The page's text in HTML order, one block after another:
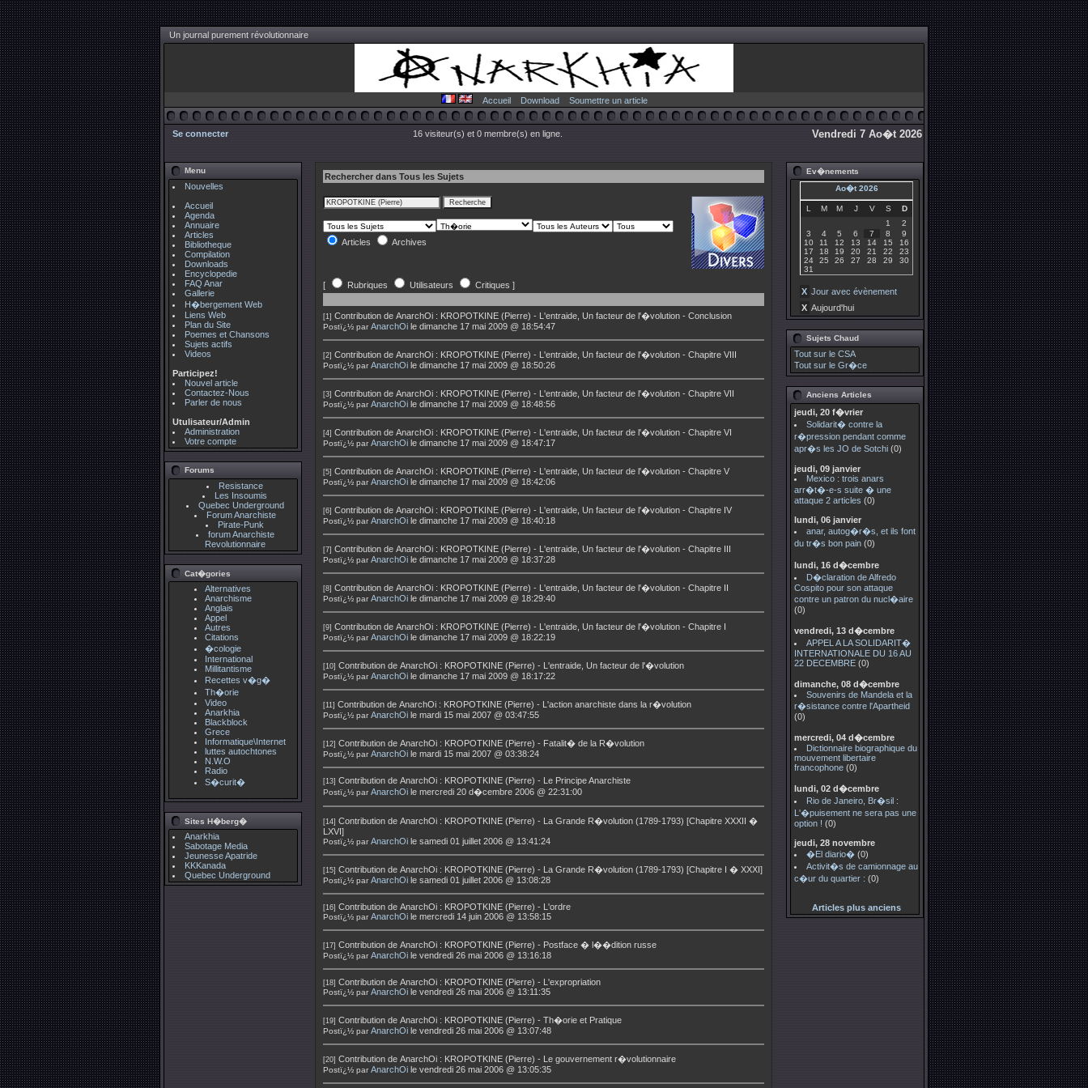
Un journal purement révolutionnaire
Accueil Download Soumettre un article
Se connecter 16 visiteur(s) et 0 membre(s) en ligne. Vendredi 7 Ao�t 2026
Menu
Nouvelles
Accueil
Agenda
Annuaire
Articles
Bibliotheque
Compilation
Downloads
Encyclopedie
FAQ Anar
Gallerie
H�bergement Web
Liens Web
Plan du Site
Poemes et Chansons
Sujets actifs
Videos
Participez!
Nouvel article
Contactez-Nous
Parler de nous
Utulisateur/Admin
Administration
Votre compte
Forums
Resistance
Les Insoumis
Quebec Underground
Forum Anarchiste
Pirate-Punk
forum Anarchiste
Revolutionnaire
Cat�gories
Alternatives
Anarchisme
Anglais
Appel
Autres
Citations
�cologie
International
Millitantisme
Recettes v�g�
Th�orie
Video
Anarkhia
Blackblock
Grece
Informatique\Internet
luttes autochtones
N.W.O
Radio
S�curit�
Sites H�berg�
Anarkhia
Sabotage Media
Jeunesse Apatride
KKKanada
Quebec Underground
Rechercher dans Tous les Sujets
Articles Archives
[ Rubriques Utilisateurs Critiques ]
[1] Contribution de AnarchOi : KROPOTKINE (Pierre) - L'entraide, Un facteur de l'�volution - Conclusion
Postï¿½ par AnarchOi le dimanche 17 mai 2009 @ 18:54:47
[2] Contribution de AnarchOi : KROPOTKINE (Pierre) - L'entraide, Un facteur de l'�volution - Chapitre VIII
Postï¿½ par AnarchOi le dimanche 17 mai 2009 @ 18:50:26
[3] Contribution de AnarchOi : KROPOTKINE (Pierre) - L'entraide, Un facteur de l'�volution - Chapitre VII
Postï¿½ par AnarchOi le dimanche 17 mai 2009 @ 18:48:56
[4] Contribution de AnarchOi : KROPOTKINE (Pierre) - L'entraide, Un facteur de l'�volution - Chapitre VI
Postï¿½ par AnarchOi le dimanche 17 mai 2009 @ 18:47:17
[5] Contribution de AnarchOi : KROPOTKINE (Pierre) - L'entraide, Un facteur de l'�volution - Chapitre V
Postï¿½ par AnarchOi le dimanche 17 mai 2009 @ 18:42:06
[6] Contribution de AnarchOi : KROPOTKINE (Pierre) - L'entraide, Un facteur de l'�volution - Chapitre IV
Postï¿½ par AnarchOi le dimanche 17 mai 2009 @ 18:40:18
[7] Contribution de AnarchOi : KROPOTKINE (Pierre) - L'entraide, Un facteur de l'�volution - Chapitre III
Postï¿½ par AnarchOi le dimanche 17 mai 2009 @ 18:37:28
[8] Contribution de AnarchOi : KROPOTKINE (Pierre) - L'entraide, Un facteur de l'�volution - Chapitre II
Postï¿½ par AnarchOi le dimanche 17 mai 2009 @ 18:29:40
[9] Contribution de AnarchOi : KROPOTKINE (Pierre) - L'entraide, Un facteur de l'�volution - Chapitre I
Postï¿½ par AnarchOi le dimanche 17 mai 2009 @ 18:22:19
[10] Contribution de AnarchOi : KROPOTKINE (Pierre) - L'entraide, Un facteur de l'�volution
Postï¿½ par AnarchOi le dimanche 17 mai 2009 @ 18:17:22
[11] Contribution de AnarchOi : KROPOTKINE (Pierre) - L'action anarchiste dans la r�volution
Postï¿½ par AnarchOi le mardi 15 mai 2007 @ 03:47:55
[12] Contribution de AnarchOi : KROPOTKINE (Pierre) - Fatalit� de la R�volution
Postï¿½ par AnarchOi le mardi 15 mai 2007 @ 03:38:24
[13] Contribution de AnarchOi : KROPOTKINE (Pierre) - Le Principe Anarchiste
Postï¿½ par AnarchOi le mercredi 20 d�cembre 2006 @ 22:31:00
[14] Contribution de AnarchOi : KROPOTKINE (Pierre) - La Grande R�volution (1789-1793) [Chapitre XXXII �
LXVI]
Postï¿½ par AnarchOi le samedi 01 juillet 2006 @ 13:41:24
[15] Contribution de AnarchOi : KROPOTKINE (Pierre) - La Grande R�volution (1789-1793) [Chapitre I � XXXI]
Postï¿½ par AnarchOi le samedi 01 juillet 2006 @ 13:08:28
[16] Contribution de AnarchOi : KROPOTKINE (Pierre) - L'ordre
Postï¿½ par AnarchOi le mercredi 14 juin 2006 @ 13:58:15
[17] Contribution de AnarchOi : KROPOTKINE (Pierre) - Postface � l��dition russe
Postï¿½ par AnarchOi le vendredi 26 mai 2006 @ 13:16:18
[18] Contribution de AnarchOi : KROPOTKINE (Pierre) - L'expropriation
Postï¿½ par AnarchOi le vendredi 26 mai 2006 @ 13:11:35
[19] Contribution de AnarchOi : KROPOTKINE (Pierre) - Th�orie et Pratique
Postï¿½ par AnarchOi le vendredi 26 mai 2006 @ 13:07:48
[20] Contribution de AnarchOi : KROPOTKINE (Pierre) - Le gouvernement r�volutionnaire
Postï¿½ par AnarchOi le vendredi 26 mai 2006 @ 13:05:35
Ev�nements
Ao�t 2026
L M M J V S
D
1
2
3
4 5 6 7 8
9
10
11 12 13 14 15
16
17
18 19 20 21 22
23
24
25 26 27 28 29
30
31
X Jour avec évènement
X Aujourd'hui
Sujets Chaud
Tout sur le CSA
Tout sur le Gr�ce
Anciens Articles
jeudi, 20 f�vrier
Solidarit� contre la
r�pression pendant comme
apr�s les JO de Sotchi (0)
jeudi, 09 janvier
Mexico : trois anars
arr�t�-e-s suite � une
attaque 2 articles (0)
lundi, 06 janvier
anar, autog�r�s, et ils font
du tr�s bon pain (0)
lundi, 16 d�cembre
D�claration de Alfredo
Cospito pour son attaque
contre un patron du nucl�aire
(0)
vendredi, 13 d�cembre
APPEL A LA SOLIDARIT�
INTERNATIONALE DU 16 AU
22 DECEMBRE (0)
dimanche, 08 d�cembre
Souvenirs de Mandela et la
r�sistance contre l'Apartheid
(0)
mercredi, 04 d�cembre
Dictionnaire biographique du
mouvement libertaire
francophone (0)
lundi, 02 d�cembre
Rio de Janeiro, Br�sil :
L'�puisement ne sera pas une
option ! (0)
jeudi, 28 novembre
�El diario� (0)
Activit�s de camionnage au
c�ur du quartier : (0)
Articles plus anciens